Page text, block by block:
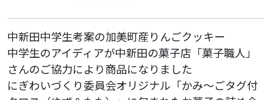
中新田中学生考案の加美町産りんごクッキー
中学生のアイディアが中新田の菓子店「菓子職人」
さんのご協力により商品になりました
にぎわいづくり委員会オリジナル「かみ〜ごタグ付